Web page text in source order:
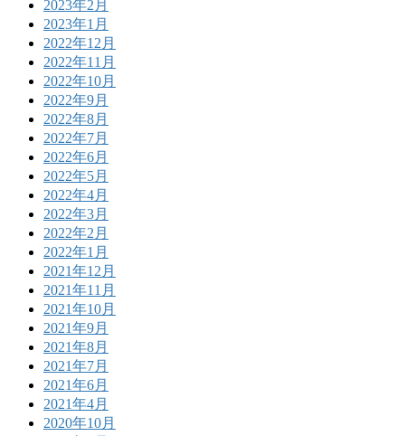
2023年2月
2023年1月
2022年12月
2022年11月
2022年10月
2022年9月
2022年8月
2022年7月
2022年6月
2022年5月
2022年4月
2022年3月
2022年2月
2022年1月
2021年12月
2021年11月
2021年10月
2021年9月
2021年8月
2021年7月
2021年6月
2021年4月
2020年10月